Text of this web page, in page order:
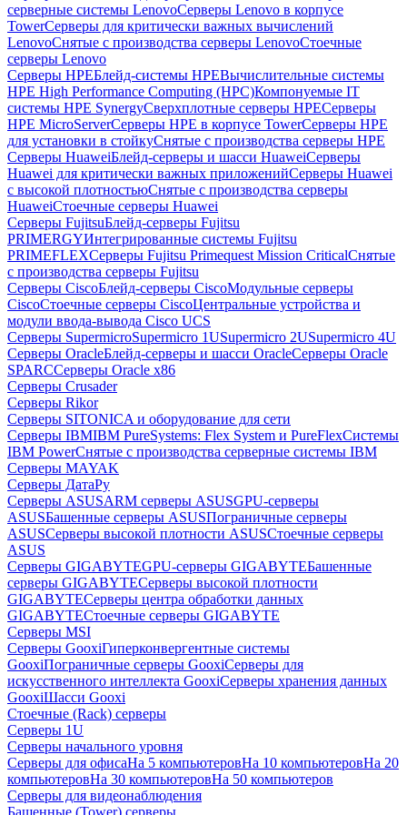
серверные системы LenovoСерверы Lenovo в корпусе
TowerСерверы для критически важных вычислений
LenovoСнятые с производства серверы LenovoСтоечные
серверы Lenovo
Серверы HPEБлейд-системы HPEВычислительные системы
HPE High Performance Computing (HPC)Компонуемые IT
системы HPE SynergyСверхплотные серверы HPEСерверы
HPE MicroServerСерверы HPE в корпусе TowerСерверы HPE
для установки в стойкуСнятые с производства серверы HPE
Серверы HuaweiБлейд-серверы и шасси HuaweiСерверы
Huawei для критически важных приложенийСерверы Huawei
с высокой плотностьюСнятые с производства серверы
HuaweiСтоечные серверы Huawei
Серверы FujitsuБлейд-серверы Fujitsu
PRIMERGYИнтегрированные системы Fujitsu
PRIMEFLEXСерверы Fujitsu Primequest Mission CriticalСнятые
с производства серверы Fujitsu
Серверы CiscoБлейд-серверы CiscoМодульные серверы
CiscoСтоечные серверы CiscoЦентральные устройства и
модули ввода-вывода Cisco UCS
Серверы SupermicroSupermicro 1USupermicro 2USupermicro 4U
Серверы OracleБлейд-серверы и шасси OracleСерверы Oracle
SPARCСерверы Oracle x86
Серверы Crusader
Серверы Rikor
Серверы SITONICA и оборудование для сети
Серверы IBMIBM PureSystems: Flex System и PureFlexСистемы
IBM PowerСнятые с производства серверные системы IBM
Серверы MAYAK
Серверы ДатаРу
Серверы ASUSARM серверы ASUSGPU-серверы
ASUSБашенные серверы ASUSПограничные серверы
ASUSСерверы высокой плотности ASUSСтоечные серверы
ASUS
Серверы GIGABYTEGPU-серверы GIGABYTEБашенные
серверы GIGABYTEСерверы высокой плотности
GIGABYTEСерверы центра обработки данных
GIGABYTEСтоечные серверы GIGABYTE
Серверы MSI
Серверы GooxiГиперконвергентные системы
GooxiПограничные серверы GooxiСерверы для
искусственного интеллекта GooxiСерверы хранения данных
GooxiШасси Gooxi
Стоечные (Rack) серверы
Серверы 1U
Серверы начального уровня
Серверы для офисаНа 5 компьютеровНа 10 компьютеровНа 20
компьютеровНа 30 компьютеровНа 50 компьютеров
Серверы для видеонаблюдения
Башенные (Tower) серверы